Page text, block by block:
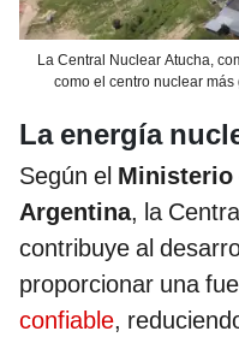
La Central Nuclear Atucha,
como el centro nuclear
La energía
Según el Ministerio
Argentina, la
contribuye al
proporcionar una
confiable,